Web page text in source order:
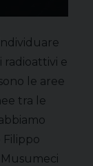
radioattivi e
le aree
tra le
Filippo